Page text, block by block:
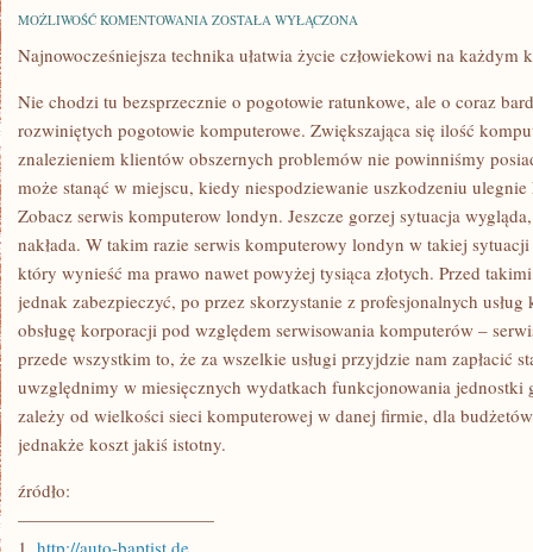
MOŻLIWOŚĆ KOMENTOWANIA PIELĘGNACJA
OPERACYJNEGO
DO
GŁĘBI
BEZPRZYKŁADNY
SPOSÓB
NA
OSIĄGNIĘCIE
W
ZOSTAŁA WYŁĄCZONA
Najnowocześniejsza technika ułatwia życie człowiekowi na każdym
Nie chodzi tu bezsprzecznie o pogotowie ratunkowe, ale o coraz
rozwiniętych pogotowie komputerowe. Zwiększająca się ilość
znalezieniem klientów obszernych problemów nie powinniśmy
może stanąć w miejscu, kiedy niespodziewanie uszkodzeniu
Zobacz serwis komputerow londyn. Jeszcze gorzej sytuacja
nakłada. W takim razie serwis komputerowy londyn w takiej
który wynieść ma prawo nawet powyżej tysiąca złotych. Przed
jednak zabezpieczyć, po przez skorzystanie z profesjonalnych
obsługę korporacji pod względem serwisowania komputerów –
przede wszystkim to, że za wszelkie usługi przyjdzie nam zapłacić
uwzględnimy w miesięcznych wydatkach funkcjonowania jednostki
zależy od wielkości sieci komputerowej w danej firmie, dla
jednakże koszt jakiś istotny.
źródło:
———————————
1. http://auto-baptist.de